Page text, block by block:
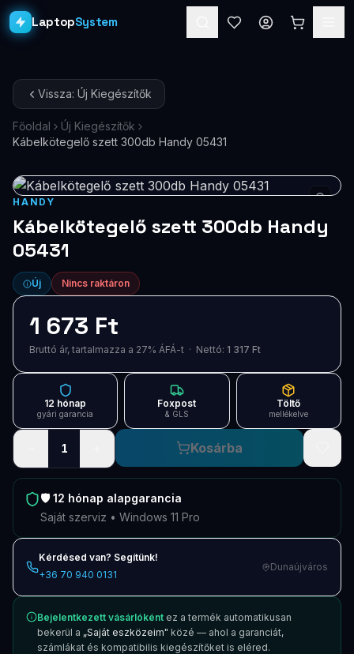
LaptopSystem
Asztali PC-k
Workstation PRO
Monitorok
Kiegészítők
Akciók
Ajándékkártya
Szolgáltatások
Új termékek
Keresés
Vissza: Új Kiegészítők
Főoldal
Új Kiegészítők
Kábelkötegelő szett 300db Handy 05431
HANDY
Kábelkötegelő szett 300db Handy
05431
Új Nincs raktáron
1 673 Ft
Bruttó ár, tartalmazza a 27% ÁFÁ-t · Nettó: 1 317 Ft
12 hónap
gyári garancia
Foxpost
& GLS
Töltő
mellékelve
1 Kosárba
🛡️12 hónap alapgarancia
Saját szerviz • Windows 11 Pro
Kérdésed van? Segítünk!
+36 70 940 0131
Dunaújváros
Bejelentkezett vásárlóként ez a termék automatikusan
bekerül a „Saját eszközeim" közé — ahol a garanciát,
számlákat és kompatibilis kiegészítőket is eléred.